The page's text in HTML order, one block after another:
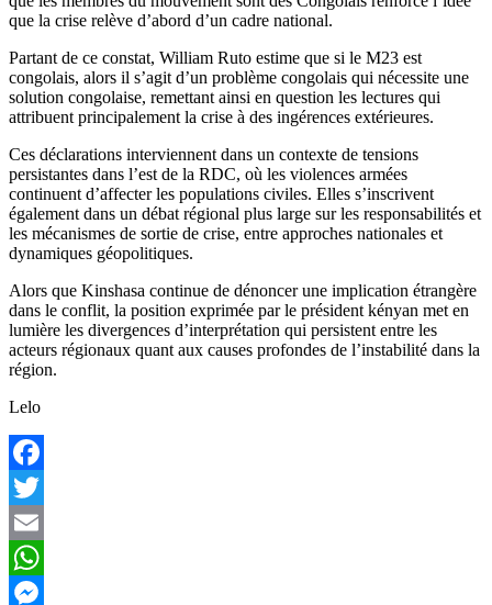
que la crise relève d’abord d’un cadre national.
Partant de ce constat, William Ruto estime que si le M23 est
congolais, alors il s’agit d’un problème congolais qui nécessite une
solution congolaise, remettant ainsi en question les lectures qui
attribuent principalement la crise à des ingérences extérieures.
Ces déclarations interviennent dans un contexte de tensions
persistantes dans l’est de la RDC, où les violences armées
continuent d’affecter les populations civiles. Elles s’inscrivent
également dans un débat régional plus large sur les responsabilités et
les mécanismes de sortie de crise, entre approches nationales et
dynamiques géopolitiques.
Alors que Kinshasa continue de dénoncer une implication étrangère
dans le conflit, la position exprimée par le président kényan met en
lumière les divergences d’interprétation qui persistent entre les
acteurs régionaux quant aux causes profondes de l’instabilité dans la
région.
Lelo
Facebook
Twitter
Email
WhatsApp